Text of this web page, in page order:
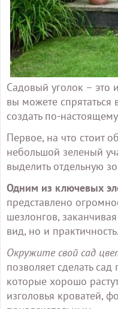
Садовый уголок – это
вы можете
создать по-
Первое, на что стоит
небольшой зеленый
выделить отдельную
Одним из ключевых
представлено
шезлонгов,
вид, но и
Окружите свой сад
позволяет сделать
которые хорошо
изголовья кроватей,